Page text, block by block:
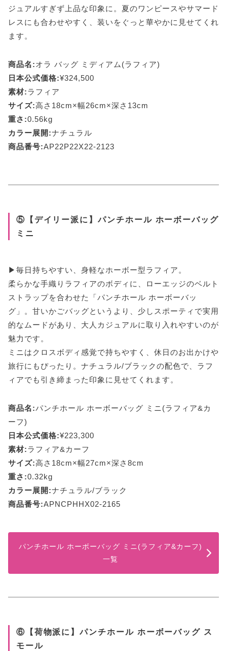
ジュアルすぎず上品な印象に。夏のワンピースやサマード
レスにも合わせやすく、装いをぐっと華やかに見せてくれ
ます。
商品名:オラ バッグ ミディアム(ラフィア)
日本公式価格:¥324,500
素材:ラフィア
サイズ:高さ18cm×幅26cm×深さ13cm
重さ:0.56kg
カラー展開:ナチュラル
商品番号:AP22P22X22-2123
⑤【デイリー派に】パンチホール ホーボーバッグ
ミニ
▶毎日持ちやすい、身軽なホーボー型ラフィア。
柔らかな手織りラフィアのボディに、ローエッジのベルト
ストラップを合わせた「パンチホール ホーボーバッ
グ」。甘いかごバッグというより、少しスポーティで実用
的なムードがあり、大人カジュアルに取り入れやすいのが
魅力です。
ミニはクロスボディ感覚で持ちやすく、休日のお出かけや
旅行にもぴったり。ナチュラル/ブラックの配色で、ラフ
ィアでも引き締まった印象に見せてくれます。
商品名:パンチホール ホーボーバッグ ミニ(ラフィア&カ
ーフ)
日本公式価格:¥223,300
素材:ラフィア&カーフ
サイズ:高さ18cm×幅27cm×深さ8cm
重さ:0.32kg
カラー展開:ナチュラル/ブラック
商品番号:APNCPHHX02-2165
パンチホール ホーボーバッグ ミニ(ラフィア&カーフ)
一覧
⑥【荷物派に】パンチホール ホーボーバッグ ス
モール